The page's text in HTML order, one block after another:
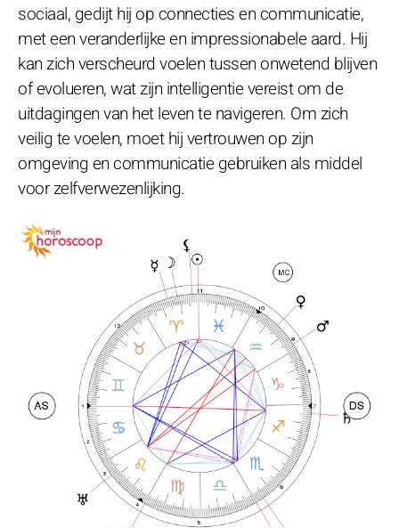
sociaal, gedijt hij op connecties en communicatie,
met een veranderlijke en impressionabele aard. Hij
kan zich verscheurd voelen tussen onwetend blijven
of evolueren, wat zijn intelligentie vereist om de
uitdagingen van het leven te navigeren. Om zich
veilig te voelen, moet hij vertrouwen op zijn
omgeving en communicatie gebruiken als middel
voor zelfverwezenlijking.